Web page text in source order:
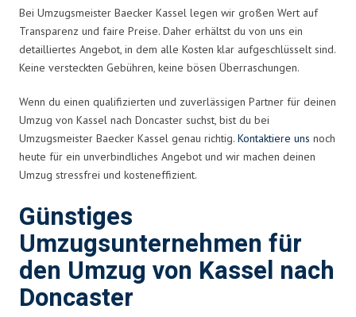
Bei Umzugsmeister Baecker Kassel legen wir großen Wert auf
Transparenz und faire Preise. Daher erhältst du von uns ein
detailliertes Angebot, in dem alle Kosten klar aufgeschlüsselt sind.
Keine versteckten Gebühren, keine bösen Überraschungen.
Wenn du einen qualifizierten und zuverlässigen Partner für deinen
Umzug von Kassel nach Doncaster suchst, bist du bei
Umzugsmeister Baecker Kassel genau richtig. Kontaktiere uns noch
heute für ein unverbindliches Angebot und wir machen deinen
Umzug stressfrei und kosteneffizient.
Günstiges
Umzugsunternehmen für
den Umzug von Kassel nach
Doncaster